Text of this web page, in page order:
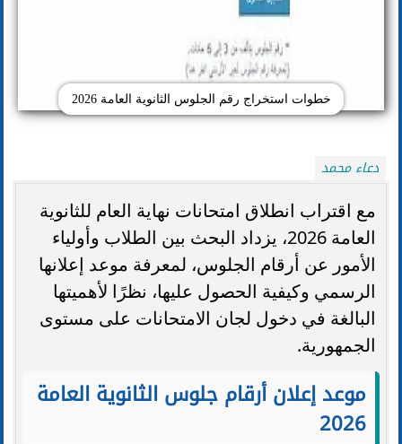
خطوات استخراج رقم الجلوس الثانوية العامة 2026
دعاء محمد
مع اقتراب انطلاق امتحانات نهاية العام للثانوية
العامة 2026، يزداد البحث بين الطلاب وأولياء
الأمور عن أرقام الجلوس، لمعرفة موعد إعلانها
الرسمي وكيفية الحصول عليها، نظرًا لأهميتها
البالغة في دخول لجان الامتحانات على مستوى
الجمهورية.
موعد إعلان أرقام جلوس الثانوية العامة
2026